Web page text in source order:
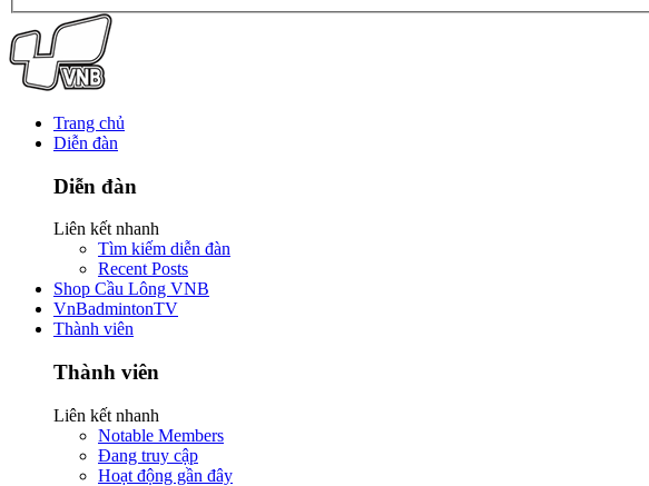
Trang chủ
Diễn đàn
Diễn đàn
Liên kết nhanh
Tìm kiếm diễn đàn
Recent Posts
Shop Cầu Lông VNB
VnBadmintonTV
Thành viên
Thành viên
Liên kết nhanh
Notable Members
Đang truy cập
Hoạt động gần đây